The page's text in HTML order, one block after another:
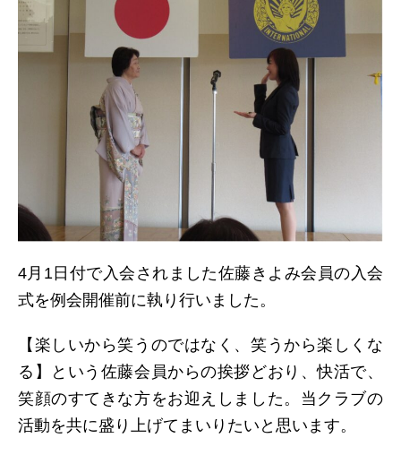
リンク
LINK
お問い合わせ
会員専用
MEMBERS ONLY
4月1日付で入会されました佐藤きよみ会員の入会
式を例会開催前に執り行いました。
【楽しいから笑うのではなく、笑うから楽しくな
る】という佐藤会員からの挨拶どおり、快活で、
笑顔のすてきな方をお迎えしました。当クラブの
活動を共に盛り上げてまいりたいと思います。